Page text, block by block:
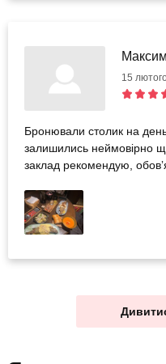
Максим
15
Бронювали столик на
залишились неймовірно
заклад рекомендую,